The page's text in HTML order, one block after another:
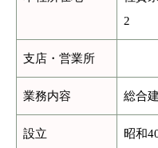
2
支店・営業所
業務内容 総合
設立 昭和